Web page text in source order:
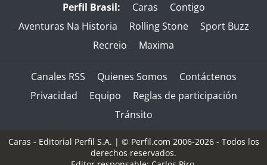
Perfil Brasil: Caras
Contigo
Aventuras Na Historia
Rolling Stone
Sport Buzz
Recreio
Maxima
Canales RSS Quienes Somos
Contáctenos
Privacidad
Equipo
Reglas de participación
Tránsito
Caras - Editorial Perfil S.A. | © Perfil.com 2006-2026 - Todos los
derechos reservados.